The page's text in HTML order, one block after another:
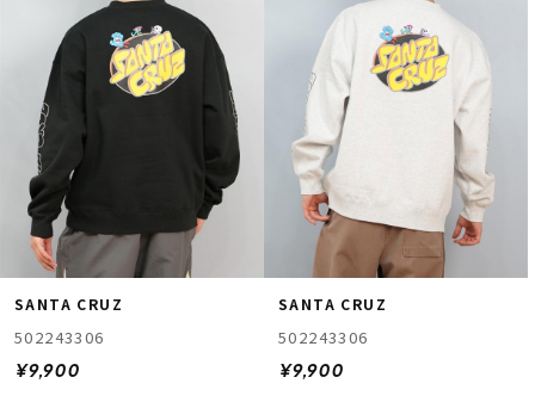
SANTA CRUZ
502243306
¥9,900
SANTA CRUZ
502243306
¥9,900